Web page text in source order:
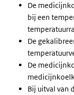
De
bij een
De
De
Bij uitval van